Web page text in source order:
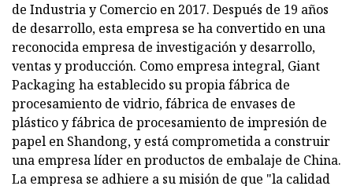
de Industria y Comercio en 2017. Después de 19 años
de desarrollo, esta empresa se ha convertido en una
reconocida empresa de investigación y desarrollo,
ventas y producción. Como empresa integral, Giant
Packaging ha establecido su propia fábrica de
procesamiento de vidrio, fábrica de envases de
plástico y fábrica de procesamiento de impresión de
papel en Shandong, y está comprometida a construir
una empresa líder en productos de embalaje de China.
La empresa se adhiere a su misión de que "la calidad